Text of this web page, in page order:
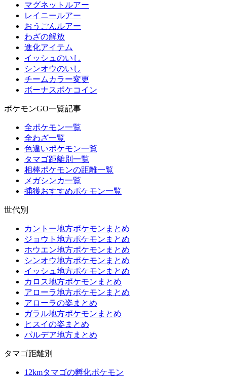
マグネットルアー
レイニールアー
おうごんルアー
わざの解放
進化アイテム
イッシュのいし
シンオウのいし
チームカラー変更
ボーナスポケコイン
ポケモンGO一覧記事
全ポケモン一覧
全わざ一覧
色違いポケモン一覧
タマゴ距離別一覧
相棒ポケモンの距離一覧
メガシンカ一覧
捕獲おすすめポケモン一覧
世代別
カントー地方ポケモンまとめ
ジョウト地方ポケモンまとめ
ホウエン地方ポケモンまとめ
シンオウ地方ポケモンまとめ
イッシュ地方ポケモンまとめ
カロス地方ポケモンまとめ
アローラ地方ポケモンまとめ
アローラの姿まとめ
ガラル地方ポケモンまとめ
ヒスイの姿まとめ
パルデア地方まとめ
タマゴ距離別
12kmタマゴの孵化ポケモン